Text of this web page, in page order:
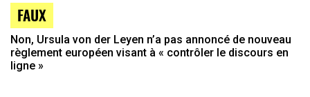
FAUX
Non, Ursula von der Leyen n’a pas annoncé de nouveau
règlement européen visant à « contrôler le discours en
ligne »